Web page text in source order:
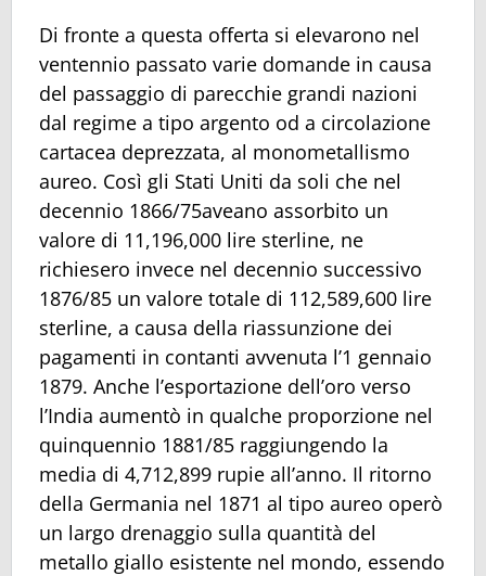
Di fronte a questa offerta si elevarono nel
ventennio passato varie domande in causa
del passaggio di parecchie grandi nazioni
dal regime a tipo argento od a circolazione
cartacea deprezzata, al monometallismo
aureo. Così gli Stati Uniti da soli che nel
decennio 1866/75aveano assorbito un
valore di 11,196,000 lire sterline, ne
richiesero invece nel decennio successivo
1876/85 un valore totale di 112,589,600 lire
sterline, a causa della riassunzione dei
pagamenti in contanti avvenuta l’1 gennaio
1879. Anche l’esportazione dell’oro verso
l’India aumentò in qualche proporzione nel
quinquennio 1881/85 raggiungendo la
media di 4,712,899 rupie all’anno. Il ritorno
della Germania nel 1871 al tipo aureo operò
un largo drenaggio sulla quantità del
metallo giallo esistente nel mondo, essendo